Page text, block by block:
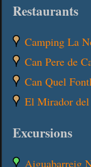
Restaurants
Camping La
Can Pere de
Can Quel
El Mirador
Excursions
Aiguabarreig